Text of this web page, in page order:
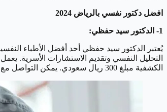
افضل دكتور نفسي بالرياض 2024
1- الدكتور سيد حفظي:
الكشفية مبلغ 300 ريال سعودي. يمكن التواصل مع العيادة عبر الرقم: 920033402.